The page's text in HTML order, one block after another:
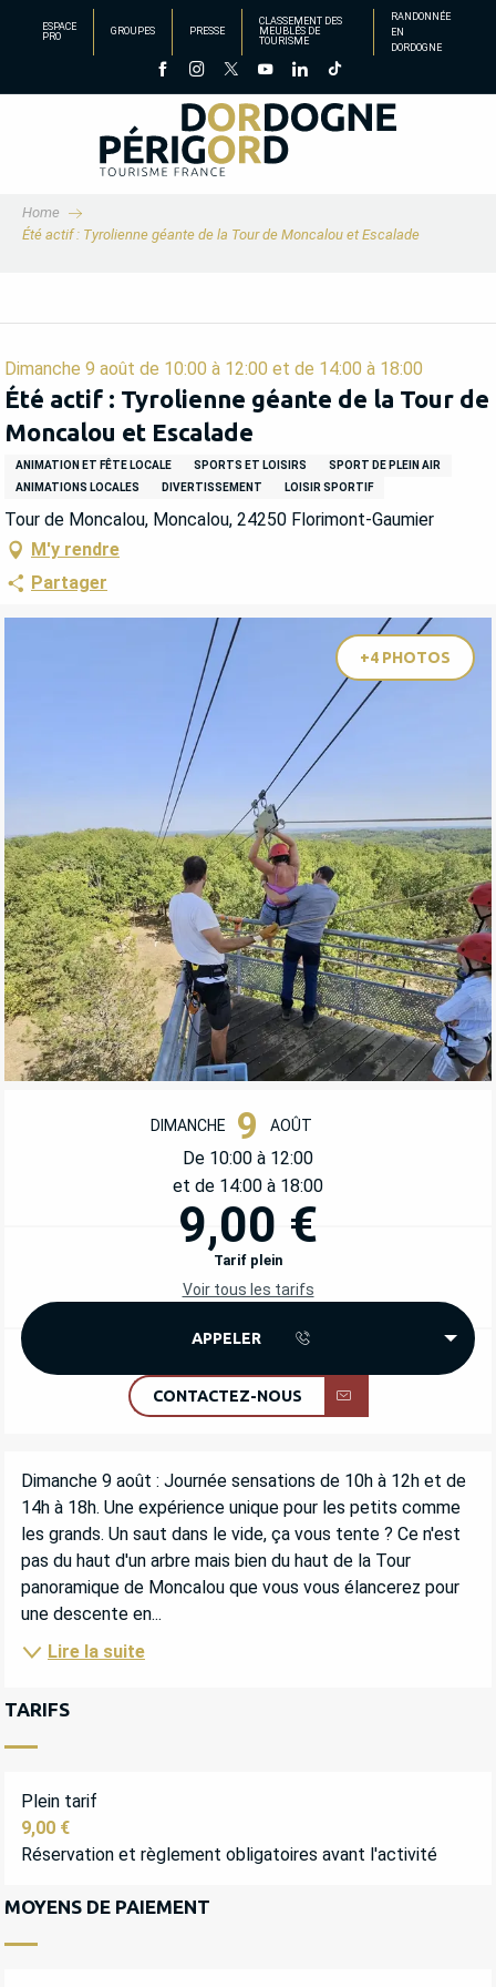
principal
ESPACE
PRO
GROUPES PRESSE
CLASSEMENT DES
MEUBLÉS DE
TOURISME
RANDONNÉE
EN
DORDOGNE
Home
Été actif : Tyrolienne géante de la Tour de Moncalou et Escalade
Dimanche 9 août de 10:00 à 12:00 et de 14:00 à 18:00
Été actif : Tyrolienne géante de la Tour de
Moncalou et Escalade
ANIMATION ET FÊTE LOCALE SPORTS ET LOISIRS
SPORT DE PLEIN AIR
ANIMATIONS LOCALES
DIVERTISSEMENT LOISIR SPORTIF
Tour de Moncalou, Moncalou, 24250 Florimont-Gaumier
M'y rendre
Partager
+4 PHOTOS
OUVERTURE ET COORDONNÉES
DIMANCHE 9 AOÛT
De 10:00 à 12:00
et de 14:00 à 18:00
9,00 €
Tarif plein
Voir tous les tarifs
APPELER
CONTACTEZ-NOUS
DESCRIPTION
Dimanche 9 août : Journée sensations de 10h à 12h et de
14h à 18h. Une expérience unique pour les petits comme
les grands. Un saut dans le vide, ça vous tente ? Ce n'est
pas du haut d'un arbre mais bien du haut de la Tour
panoramique de Moncalou que vous vous élancerez pour
une descente en...
Lire la suite
TARIFS
Plein tarif
9,00 €
Réservation et règlement obligatoires avant l'activité
MOYENS DE PAIEMENT